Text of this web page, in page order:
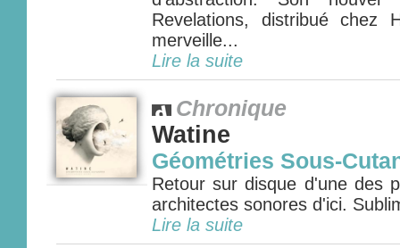
Revelations, distribué chez
merveille...
Lire la suite
Chronique
Watine
Géométries Sous-
Retour sur disque d'une des
architectes sonores d'ici.
Lire la suite